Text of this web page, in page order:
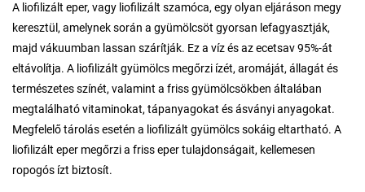
A liofilizált eper, vagy liofilizált szamóca, egy olyan eljáráson megy
keresztül, amelynek során a gyümölcsöt gyorsan lefagyasztják,
majd vákuumban lassan szárítják. Ez a víz és az ecetsav 95%-át
eltávolítja. A liofilizált gyümölcs megőrzi ízét, aromáját, állagát és
természetes színét, valamint a friss gyümölcsökben általában
megtalálható vitaminokat, tápanyagokat és ásványi anyagokat.
Megfelelő tárolás esetén a liofilizált gyümölcs sokáig eltartható. A
liofilizált eper megőrzi a friss eper tulajdonságait, kellemesen
ropogós ízt biztosít.